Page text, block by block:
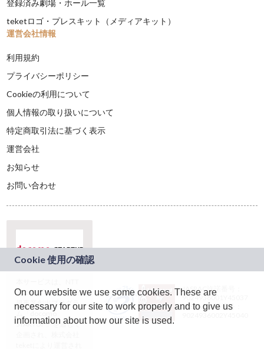
登録済み劇場・ホール一覧
teketロゴ・プレスキット（メディアキット）
運営会社情報
利用規約
プライバシーポリシー
Cookieの利用について
個人情報の取り扱いについて
特定商取引法に基づく表示
運営会社
お知らせ
お問い合わせ
ドコモグループの新
規事業創出プログラ
ム「docomo
STARTUP」を通じて
JASRAC許諾番号：
9024936001Y45037
JASRAC許諾番号：
On our website we use some cookies. These are
necessary for our site to work properly and to give us
information about how our site is used.